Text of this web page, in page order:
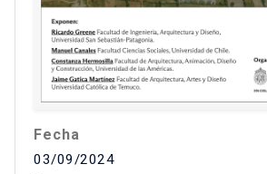
Fecha
03/09/2024